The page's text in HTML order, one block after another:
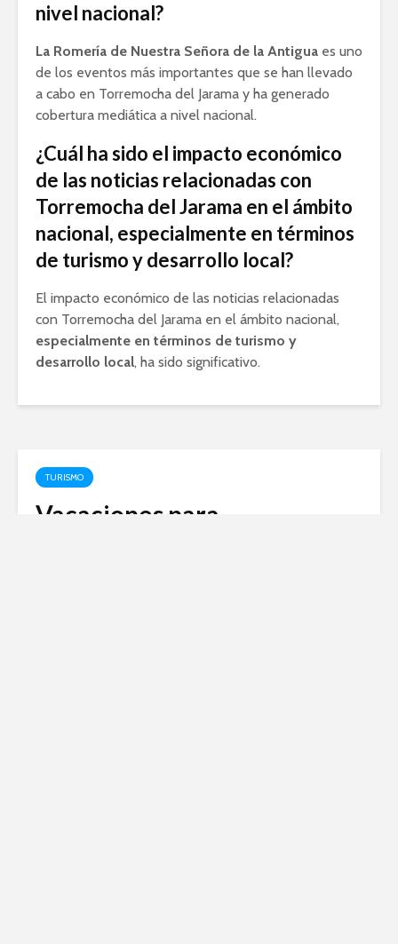
nivel nacional?
La Romería de Nuestra Señora de la Antigua es uno
de los eventos más importantes que se han llevado
a cabo en Torremocha del Jarama y ha generado
cobertura mediática a nivel nacional.
¿Cuál ha sido el impacto económico
de las noticias relacionadas con
Torremocha del Jarama en el ámbito
nacional, especialmente en términos
de turismo y desarrollo local?
El impacto económico de las noticias relacionadas
con Torremocha del Jarama en el ámbito nacional,
especialmente en términos de turismo y
desarrollo local, ha sido significativo.
TURISMO
Vacaciones para